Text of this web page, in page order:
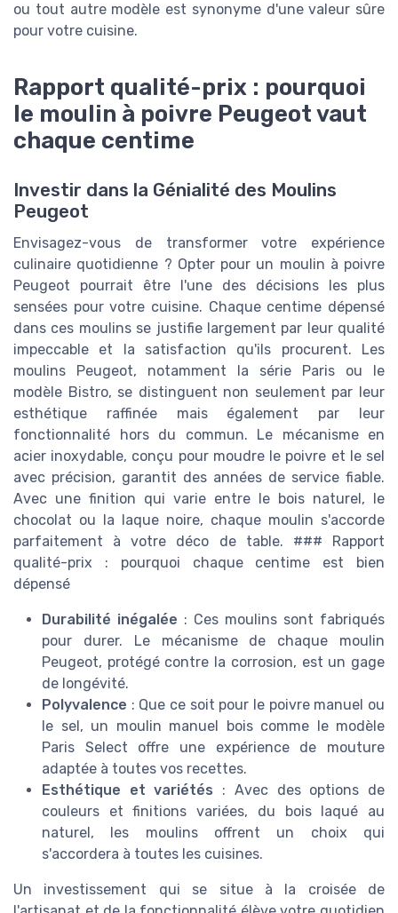
ou tout autre modèle est synonyme d'une valeur sûre
pour votre cuisine.
Rapport qualité-prix : pourquoi
le moulin à poivre Peugeot vaut
chaque centime
Investir dans la Génialité des Moulins
Peugeot
Envisagez-vous de transformer votre expérience
culinaire quotidienne ? Opter pour un moulin à poivre
Peugeot pourrait être l'une des décisions les plus
sensées pour votre cuisine. Chaque centime dépensé
dans ces moulins se justifie largement par leur qualité
impeccable et la satisfaction qu'ils procurent. Les
moulins Peugeot, notamment la série Paris ou le
modèle Bistro, se distinguent non seulement par leur
esthétique raffinée mais également par leur
fonctionnalité hors du commun. Le mécanisme en
acier inoxydable, conçu pour moudre le poivre et le sel
avec précision, garantit des années de service fiable.
Avec une finition qui varie entre le bois naturel, le
chocolat ou la laque noire, chaque moulin s'accorde
parfaitement à votre déco de table. ### Rapport
qualité-prix : pourquoi chaque centime est bien
dépensé
Durabilité inégalée : Ces moulins sont fabriqués
pour durer. Le mécanisme de chaque moulin
Peugeot, protégé contre la corrosion, est un gage
de longévité.
Polyvalence : Que ce soit pour le poivre manuel ou
le sel, un moulin manuel bois comme le modèle
Paris Select offre une expérience de mouture
adaptée à toutes vos recettes.
Esthétique et variétés : Avec des options de
couleurs et finitions variées, du bois laqué au
naturel, les moulins offrent un choix qui
s'accordera à toutes les cuisines.
Un investissement qui se situe à la croisée de